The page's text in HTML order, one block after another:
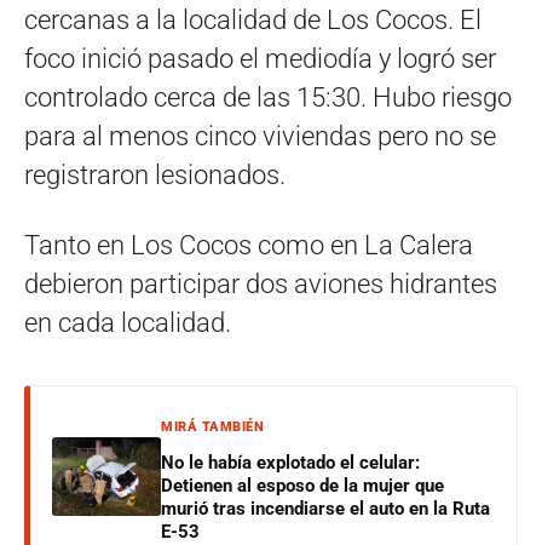
cercanas a la localidad de Los Cocos. El
foco inició pasado el mediodía y logró ser
controlado cerca de las 15:30. Hubo riesgo
para al menos cinco viviendas pero no se
registraron lesionados.
Tanto en Los Cocos como en La Calera
debieron participar dos aviones hidrantes
en cada localidad.
MIRÁ TAMBIÉN
No le había explotado el celular:
Detienen al esposo de la mujer que
murió tras incendiarse el auto en la Ruta
E-53